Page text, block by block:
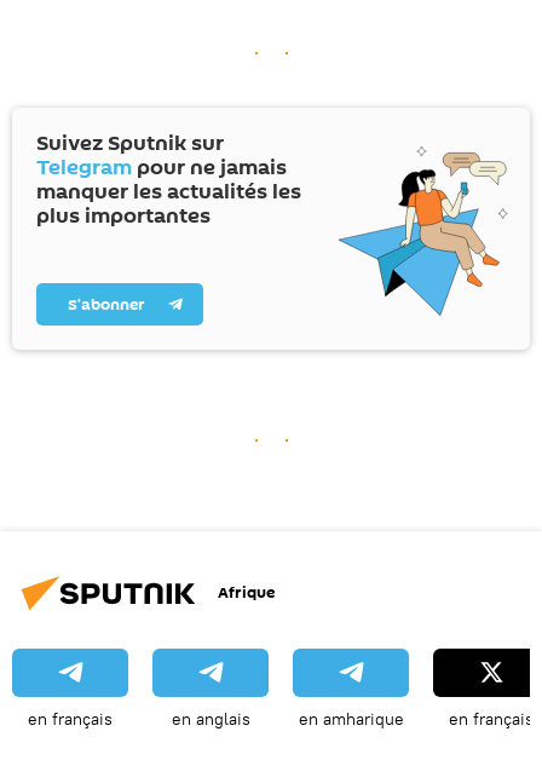
Suivez Sputnik sur
Telegram pour ne jamais
manquer les actualités les
plus importantes
S’abonner
Afrique
en français en anglais en amharique en français